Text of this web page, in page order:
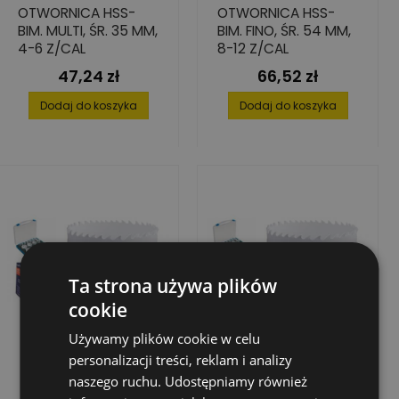
OTWORNICA HSS-
BIM. MULTI, ŚR. 35 MM,
4-6 Z/CAL
Cena
47,24 zł
Dodaj do koszyka
OTWORNICA HSS-
BIM. FINO, ŚR. 54 MM,
8-12 Z/CAL
Cena
66,52 zł
Dodaj do koszyka
Ta strona używa plików
cookie
Używamy plików cookie w celu
personalizacji treści, reklam i analizy
naszego ruchu. Udostępniamy również